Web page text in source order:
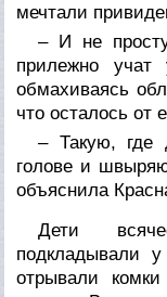
мечтали
– И не
прилежно учат
обмахиваясь
что осталось от
– Такую, где
голове и
объяснила
Дети
подкладывали
отрывали